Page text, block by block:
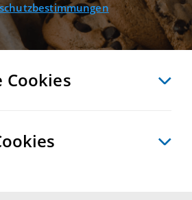
VERGLEICHEN EXPORT PDF
Cookies